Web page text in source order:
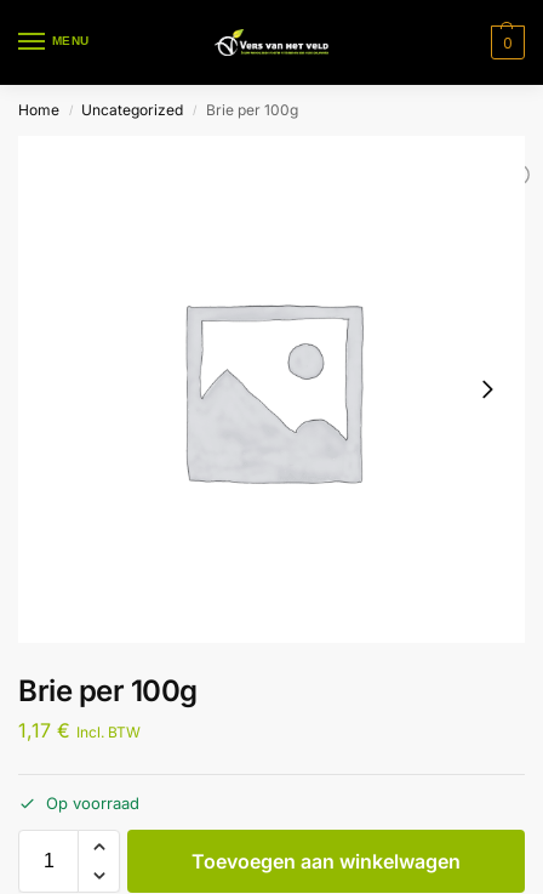
MENU 0
Home / Uncategorized / Brie per 100g
Brie per 100g
1,17 € Incl. BTW
Op voorraad
Toevoegen aan winkelwagen